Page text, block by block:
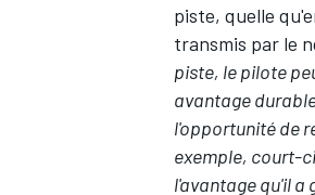
piste, quelle
transmis par le
piste, le pilote
avantage
l'opportunité de
exemple, court-
l'avantage qu'il a